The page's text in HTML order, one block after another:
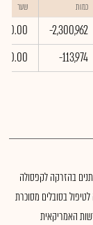
כמות שער
-2,300,962
0.00
-113,974
0.00
בהזרקה לקפסולה
בסובלים מסוכרת
2023, דיווח כישלון ניסוי שלב 3 של הרשות האמריקאית